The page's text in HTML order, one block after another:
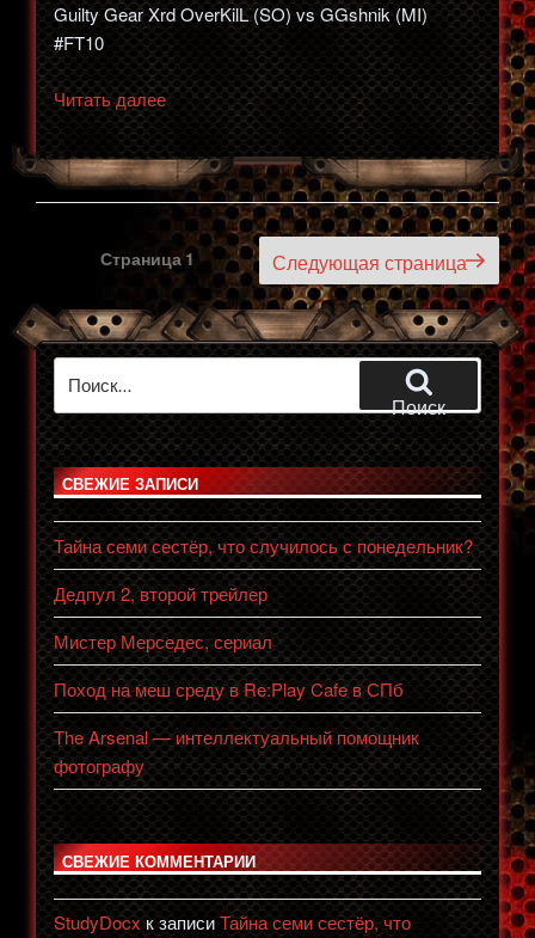
Guilty Gear Xrd OverKilL (SO) vs GGshnik (MI)
#FT10
Читать далее«GGXrd
OverKilL
(SO)
vs
GGshnik
(MI)
#FT10»
Пагинация
записей
Страница1 Следующая страница
Поиск
СВЕЖИЕ ЗАПИСИ
Тайна семи сестёр, что случилось с понедельник?
Дедпул 2, второй трейлер
Мистер Мерседес, сериал
Поход на меш среду в Re:Play Cafe в СПб
The Arsenal — интеллектуальный помощник
фотографу
СВЕЖИЕ КОММЕНТАРИИ
StudyDocxк записиТайна семи сестёр, что